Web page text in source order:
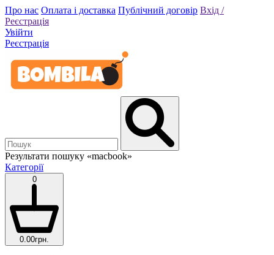
Про нас Оплата і доставка Публічний договір Вхід /
Реєстрація
Увійти
Реєстрація
Результати пошуку «macbook»
Категорії
0
0.00грн.